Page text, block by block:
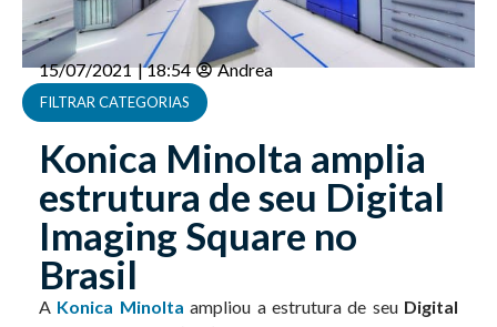
15/07/2021 |18:54 Andrea
FILTRAR CATEGORIAS
Konica Minolta amplia
estrutura de seu Digital
Imaging Square no
Brasil
A Konica Minolta ampliou a estrutura de seu Digital